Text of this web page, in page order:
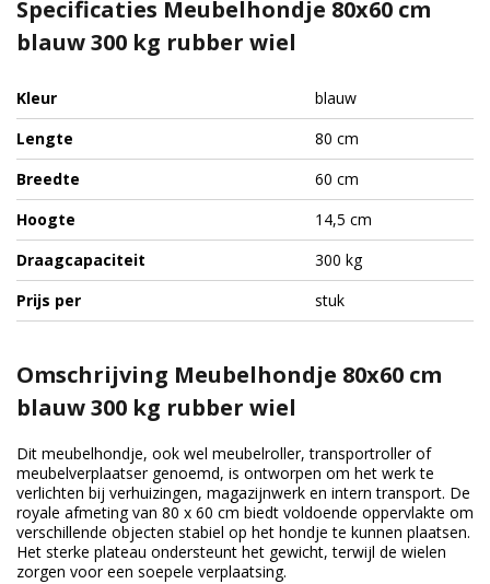
Specificaties Meubelhondje 80x60 cm
blauw 300 kg rubber wiel
Kleur
blauw
Lengte
80 cm
Breedte
60 cm
Hoogte
14,5 cm
Draagcapaciteit
300 kg
Prijs per
stuk
Omschrijving Meubelhondje 80x60 cm
blauw 300 kg rubber wiel
Dit meubelhondje, ook wel meubelroller, transportroller of
meubelverplaatser genoemd, is ontworpen om het werk te
verlichten bij verhuizingen, magazijnwerk en intern transport. De
royale afmeting van 80 x 60 cm biedt voldoende oppervlakte om
verschillende objecten stabiel op het hondje te kunnen plaatsen.
Het sterke plateau ondersteunt het gewicht, terwijl de wielen
zorgen voor een soepele verplaatsing.